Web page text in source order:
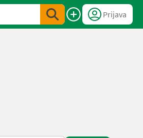
Prijava